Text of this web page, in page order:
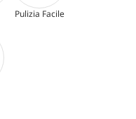
Pulizia Facile